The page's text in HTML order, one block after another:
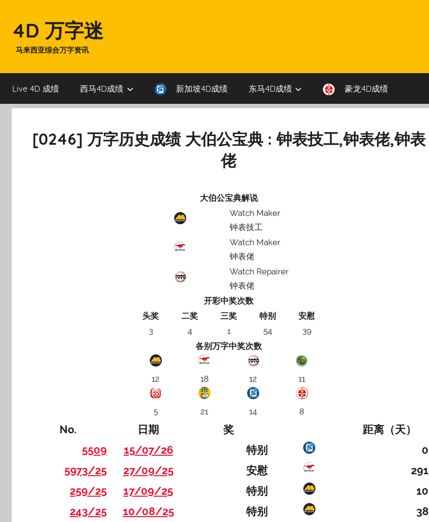
content4D 万字迷
马来西亚综合万字资讯
Live 4D 成绩 西马4D成绩 新加坡4D成绩 东马4D成绩 豪龙4D成绩
[0246] 万字历史成绩 大伯公宝典 : 钟表技工,钟表佬,钟表
佬
大伯公宝典解说
Watch Maker
钟表技工
Watch Maker
钟表佬
Watch Repairer
钟表佬
开彩中奖次数
头奖
二奖 三奖 特别
安慰
3
4 1 54
39
各别万字中奖次数
12 18 12 11
5 21 14 8
No. 日期 奖
距离（天）
5509
15/07/26 特别
0
5973/25
27/09/25 安慰
291
259/25
17/09/25 特别
10
243/25
10/08/25 特别
38